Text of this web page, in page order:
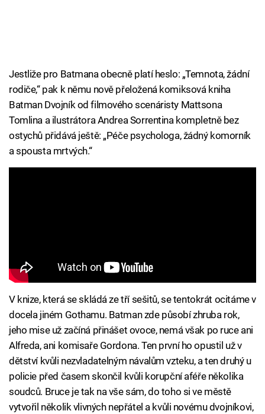
Jestliže pro Batmana obecně platí heslo: „Temnota, žádní
rodiče,“ pak k němu nově přeložená komiksová kniha
Batman Dvojník od filmového scenáristy Mattsona
Tomlina a ilustrátora Andrea Sorrentina kompletně bez
ostychů přidává ještě: „Péče psychologa, žádný komorník
a spousta mrtvých.“
V knize, která se skládá ze tří sešitů, se tentokrát ocitáme v
docela jiném Gothamu. Batman zde působí zhruba rok,
jeho mise už začíná přinášet ovoce, nemá však po ruce ani
Alfreda, ani komisaře Gordona. Ten první ho opustil už v
dětství kvůli nezvladatelným návalům vzteku, a ten druhý u
policie před časem skončil kvůli korupční aféře několika
soudců. Bruce je tak na vše sám, do toho si ve městě
vytvořil několik vlivných nepřátel a kvůli novému dvojníkovi,